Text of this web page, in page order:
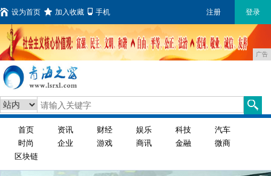
设为首页 加入收藏 手机 注册 登录
广告
首页 资讯 财经 娱乐 科技
汽车
时尚
企业 游戏 商讯 金融
微商
区块链